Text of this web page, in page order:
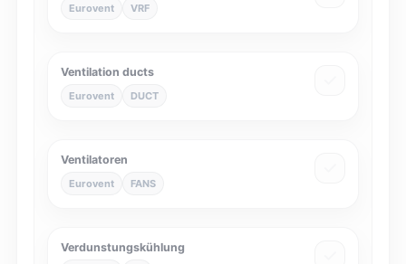
Eurovent VRF
Ventilation ducts
Eurovent DUCT
Ventilatoren
Eurovent FANS
Verdunstungskühlung